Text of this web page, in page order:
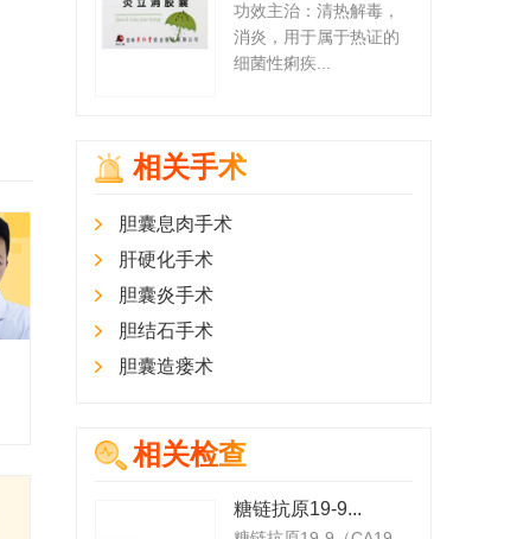
功效主治：清热解毒，
消炎，用于属于热证的
细菌性痢疾...
相关手术
胆囊息肉手术
肝硬化手术
胆囊炎手术
胆结石手术
胆囊造瘘术
相关检查
糖链抗原19-9...